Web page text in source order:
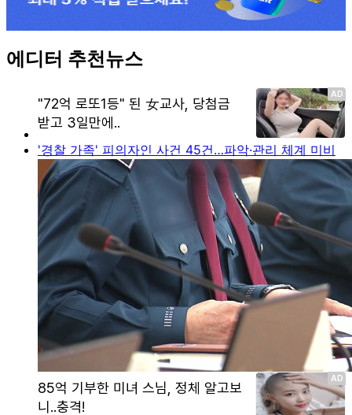
에디터 추천뉴스
'경찰 가족' 피의자인 사건 45건…파악·관리 체계 미비